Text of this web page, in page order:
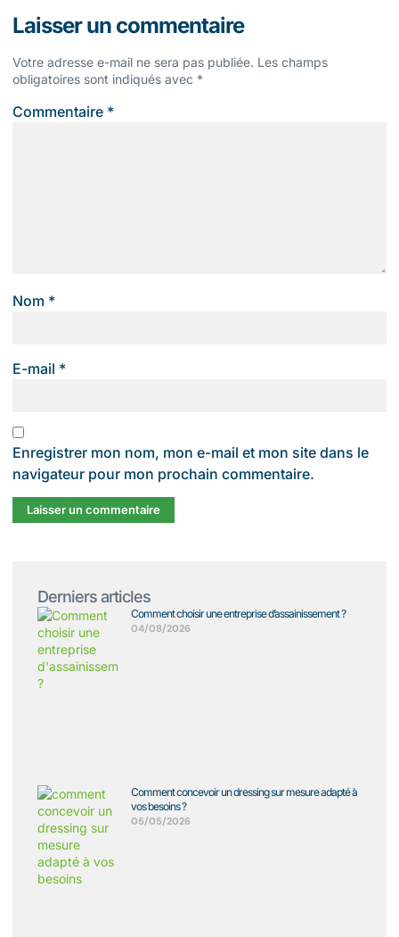
Laisser un commentaire
Votre adresse e-mail ne sera pas publiée. Les champs
obligatoires sont indiqués avec *
Commentaire *
Nom *
E-mail *
Enregistrer mon nom, mon e-mail et mon site dans le
navigateur pour mon prochain commentaire.
Derniers articles
Comment choisir une entreprise d’assainissement ?
04/08/2026
Comment concevoir un dressing sur mesure adapté à
vos besoins ?
05/05/2026